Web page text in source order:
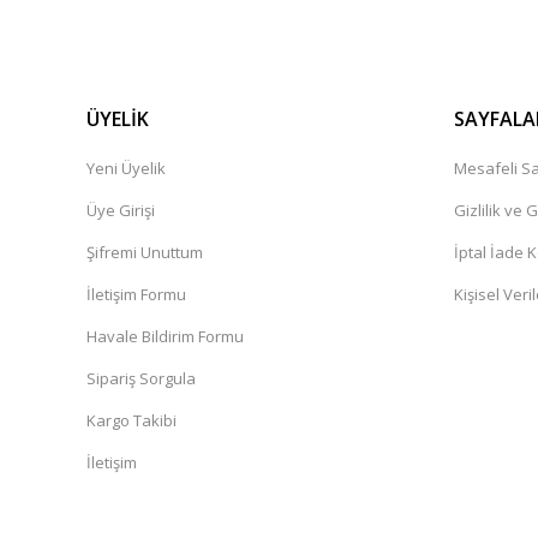
ÜYELİK
Yeni Üyelik
Üye Girişi
Şifremi Unuttum
İletişim Formu
Havale Bildirim Formu
Sipariş Sorgula
Kargo Takibi
İletişim
Mesafeli
Gizlilik ve
İptal İade
Kişisel